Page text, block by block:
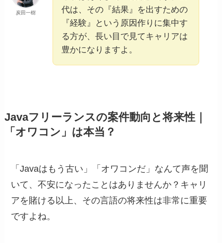
炭田一樹
代は、その『結果』を出すための
『経験』という原因作りに集中す
る方が、長い目で見てキャリアは
豊かになりますよ。
Javaフリーランスの案件動向と将来性｜
「オワコン」は本当？
「Javaはもう古い」「オワコンだ」なんて声を聞
いて、不安になったことはありませんか？キャリ
アを賭ける以上、その言語の将来性は非常に重要
ですよね。